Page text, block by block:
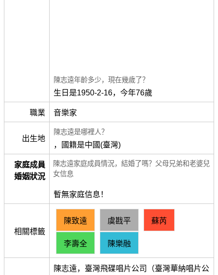
陳志遠年齡多少，現在幾歲了？
生日是1950-2-16，今年76歲
職業 音樂家
出生地
陳志遠是哪裡人？
，國籍是中國(臺灣)
家庭成員
婚姻狀況
陳志遠家庭成員情況，結婚了嗎？父母兄弟和老婆兒
女信息
暫無家庭信息！
相關標籤
陳致遠 虞戡平 蘇芮
李壽全 陳樂融
陳志遠，臺灣飛碟唱片公司（臺灣華納唱片公